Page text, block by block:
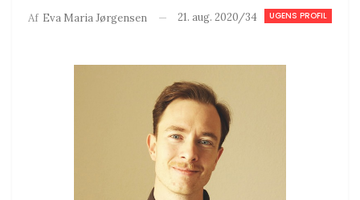
UGENS PROFIL
Af Eva Maria Jørgensen 21. aug. 2020/34